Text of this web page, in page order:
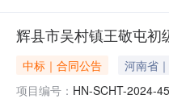
辉县市吴村镇王敬屯初
中标｜合同公告 河南省
项目编号： HN-SCHT-2024-